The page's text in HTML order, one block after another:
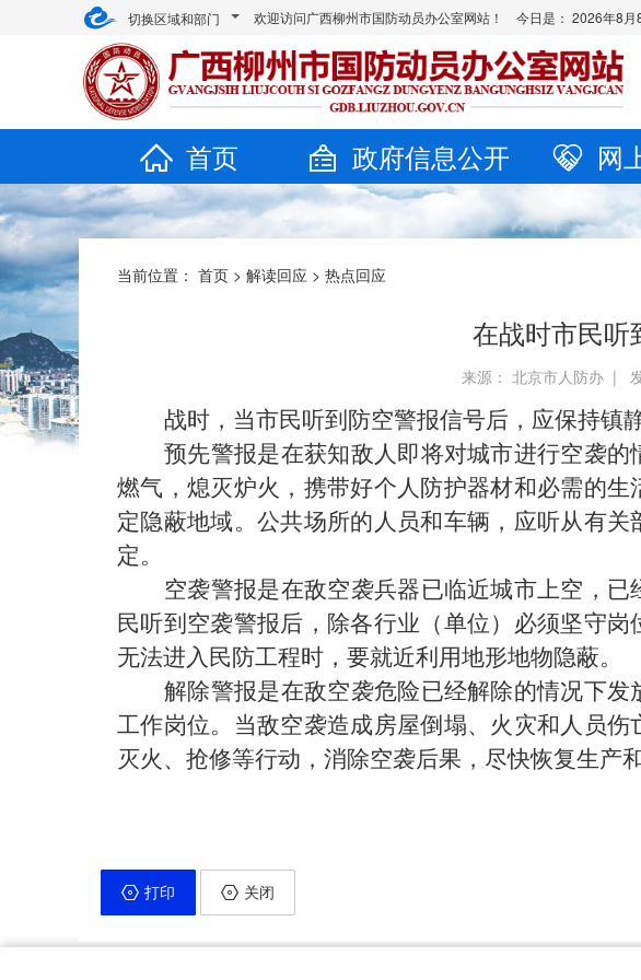
切换区域和部门 欢迎访问广西柳州市国防动员办公室网站！ 今日是： 2026年8
首页 政府信息公开 网
当前位置： 首页 > 解读回应 > 热点回应
在战时市民听
来源： 北京市人防办 |
战时，当市民听到防空警报信号后，应保持镇
预先警报是在获知敌人即将对城市进行空袭
燃气，熄灭炉火，携带好个人防护器材和必需的
定隐蔽地域。公共场所的人员和车辆，应听从有
定。
空袭警报是在敌空袭兵器已临近城市上空，
民听到空袭警报后，除各行业（单位）必须坚守
无法进入民防工程时，要就近利用地形地物隐蔽。
解除警报是在敌空袭危险已经解除的情况下
工作岗位。当敌空袭造成房屋倒塌、火灾和人员
灭火、抢修等行动，消除空袭后果，尽快恢复生产
打印 关闭